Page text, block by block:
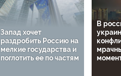
Запад хочет
раздробить Россию на
мелкие государства и
поглотить ее по частям
В